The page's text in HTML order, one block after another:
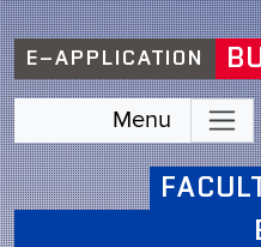
E–APPLICATION
Menu